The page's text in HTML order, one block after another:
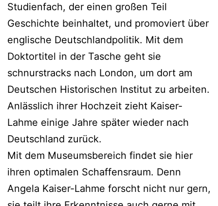
Studienfach, der einen großen Teil
Geschichte beinhaltet, und promoviert über
englische Deutschlandpolitik. Mit dem
Doktortitel in der Tasche geht sie
schnurstracks nach London, um dort am
Deutschen Historischen Institut zu arbeiten.
Anlässlich ihrer Hochzeit zieht Kaiser-
Lahme einige Jahre später wieder nach
Deutschland zurück.
Mit dem Museumsbereich findet sie hier
ihren optimalen Schaffensraum. Denn
Angela Kaiser-Lahme forscht nicht nur gern,